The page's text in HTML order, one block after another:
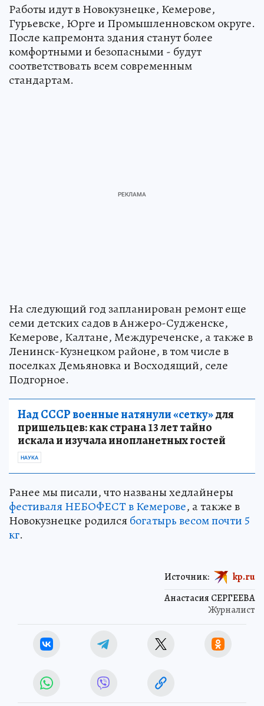
Работы идут в Новокузнецке, Кемерове,
Гурьевске, Юрге и Промышленновском округе.
После капремонта здания станут более
комфортными и безопасными - будут
соответствовать всем современным
стандартам.
На следующий год запланирован ремонт еще
семи детских садов в Анжеро-Судженске,
Кемерове, Калтане, Междуреченске, а также в
Ленинск-Кузнецком районе, в том числе в
поселках Демьяновка и Восходящий, селе
Подгорное.
Над СССР военные натянули «сетку»для
пришельцев: как страна 13 лет тайно
искала и изучала инопланетных гостей
НАУКА
Ранее мы писали, что названы хедлайнеры
фестиваля НЕБОФЕСТ в Кемерове, а также в
Новокузнецке родилсябогатырь весом почти 5
кг.
Анастасия СЕРГЕЕВА
Журналист
Источник: kp.ru